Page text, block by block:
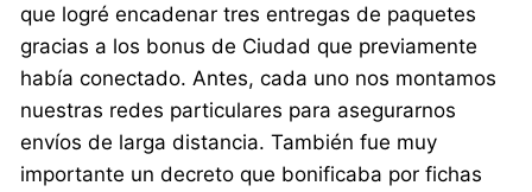
que logré encadenar tres entregas de paquetes
gracias a los bonus de Ciudad que previamente
había conectado. Antes, cada uno nos montamos
nuestras redes particulares para asegurarnos
envíos de larga distancia. También fue muy
importante un decreto que bonificaba por fichas